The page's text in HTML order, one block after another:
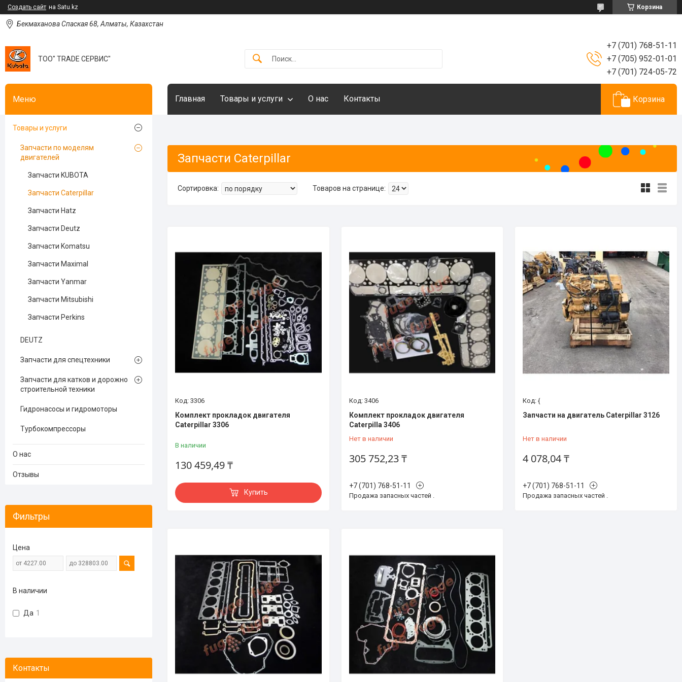
Создать сайт на Satu.kz Корзина
Бекмаханова Спаская 68, Алматы, Казахстан
ТОО" TRADE СЕРВИС"
+7 (701) 768-51-11
+7 (705) 952-01-01
+7 (701) 724-05-72
Главная Товары и услуги О нас Контакты Корзина
Запчасти Caterpillar
3306
Комплект прокладок двигателя
Caterpillar 3306
В наличии
130 459,49 ₸
Купить
3406
Комплект прокладок двигателя
Caterpilla 3406
Нет в наличии
305 752,23 ₸
+7 (701) 768-51-11
Продажа запасных частей .
{
Запчасти на двигатель Caterpillar 3126
Нет в наличии
4 078,04 ₸
+7 (701) 768-51-11
Продажа запасных частей .
Товары и услуги
Запчасти по моделям
двигателей
Запчасти KUBOTA
Запчасти Caterpillar
Запчасти Hatz
Запчасти Deutz
Запчасти Komatsu
Запчасти Maximal
Запчасти Yanmar
Запчасти Mitsubishi
Запчасти Perkins
DEUTZ
Запчасти для спецтехники
Запчасти для катков и дорожно
строительной техники
Гидронасосы и гидромоторы
Турбокомпрессоры
О нас
Отзывы
Фильтры
Цена
В наличии
Да 1